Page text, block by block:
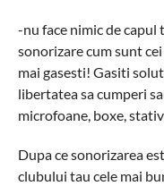
-nu face nimic de capul
sonorizare cum sunt
mai gasesti! Gasiti
libertatea sa cumperi
microfoane, boxe,
Dupa ce sonorizarea
clubului tau cele mai